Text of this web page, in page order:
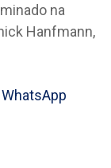
na
Hanfmann,